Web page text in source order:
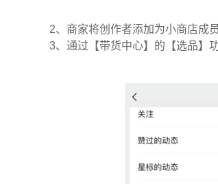
2、商家将创作者添加为小商店成
3、通过【带货中心】的【选品】